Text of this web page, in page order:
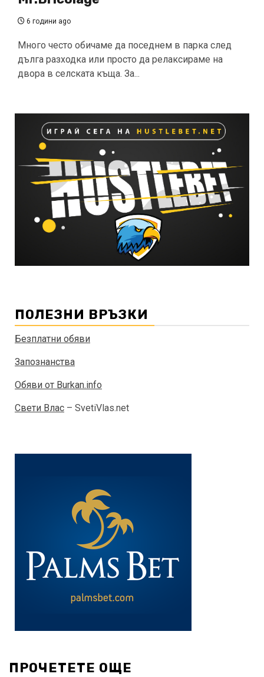
6 години ago
Много често обичаме да поседнем в парка след
дълга разходка или просто да релаксираме на
двора в селската къща. За...
ПОЛЕЗНИ ВРЪЗКИ
Безплатни обяви
Запознанства
Обяви от Burkan.info
Свети Влас – SvetiVlas.net
ПРОЧЕТЕТЕ ОЩЕ